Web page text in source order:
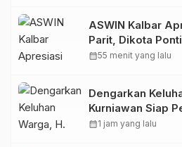
ASWIN Kalbar
Parit, Dikota
calendar_month55 menit yang lalu
Dengarkan
Kurniawan Siap
Masyarakat
calendar_month1 jam yang lalu